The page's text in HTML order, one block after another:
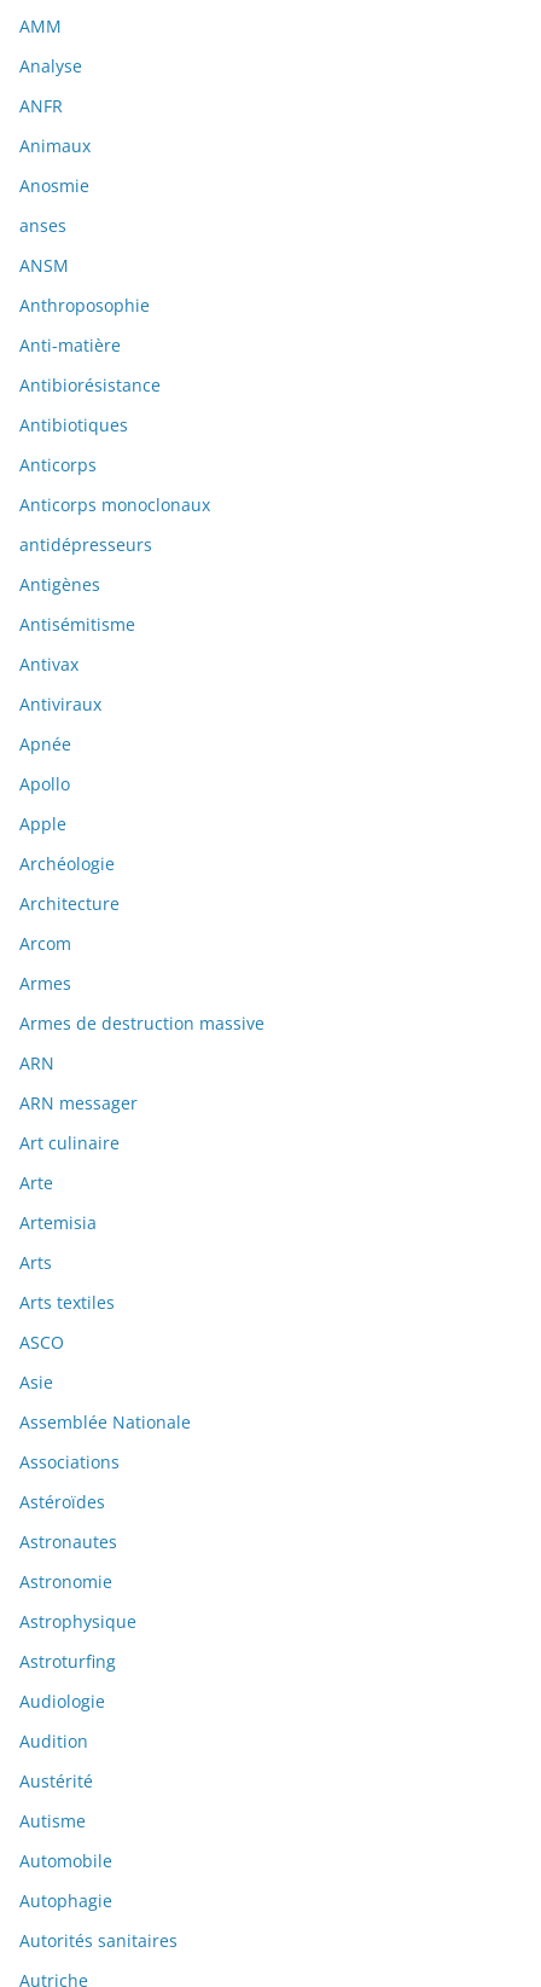
AMM
Analyse
ANFR
Animaux
Anosmie
anses
ANSM
Anthroposophie
Anti-matière
Antibiorésistance
Antibiotiques
Anticorps
Anticorps monoclonaux
antidépresseurs
Antigènes
Antisémitisme
Antivax
Antiviraux
Apnée
Apollo
Apple
Archéologie
Architecture
Arcom
Armes
Armes de destruction massive
ARN
ARN messager
Art culinaire
Arte
Artemisia
Arts
Arts textiles
ASCO
Asie
Assemblée Nationale
Associations
Astéroïdes
Astronautes
Astronomie
Astrophysique
Astroturfing
Audiologie
Audition
Austérité
Autisme
Automobile
Autophagie
Autorités sanitaires
Autriche